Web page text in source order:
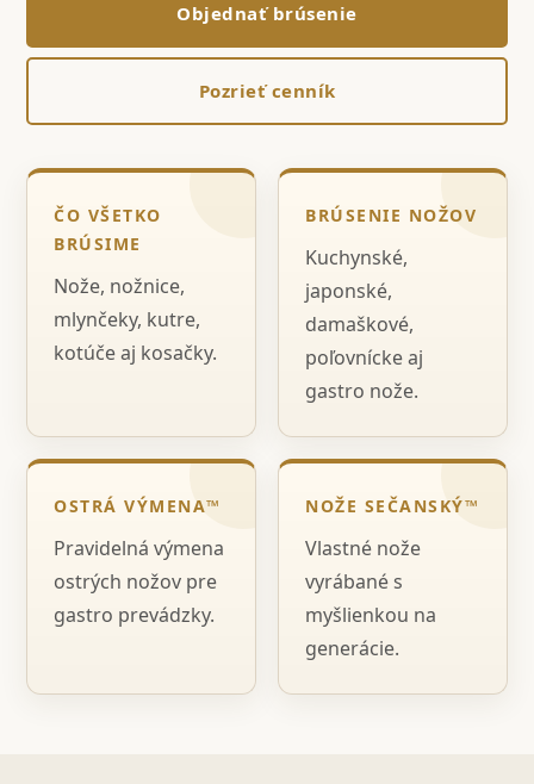
Objednať brúsenie
Pozrieť cenník
ČO VŠETKO
BRÚSIME
Nože, nožnice,
mlynčeky, kutre,
kotúče aj kosačky.
BRÚSENIE NOŽOV
Kuchynské,
japonské,
damaškové,
poľovnícke aj
gastro nože.
OSTRÁ VÝMENA™
Pravidelná výmena
ostrých nožov pre
gastro prevádzky.
NOŽE SEČANSKÝ™
Vlastné nože
vyrábané s
myšlienkou na
generácie.